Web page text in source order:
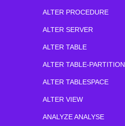
ALTER PROCEDURE
ALTER SERVER
ALTER TABLE
ALTER TABLE-PARTITION
ALTER TABLESPACE
ALTER VIEW
ANALYZE ANALYSE